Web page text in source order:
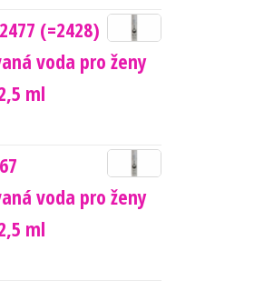
(=2428)
voda pro ženy
ml
voda pro ženy
ml